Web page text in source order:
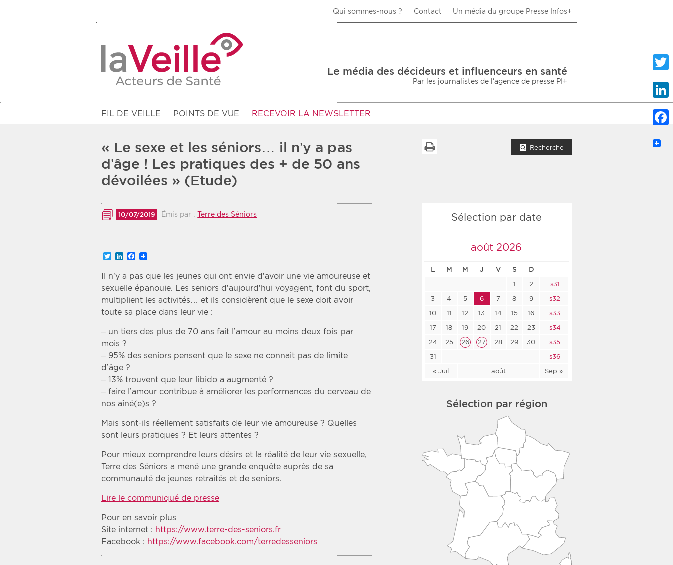
Qui sommes-nous ? Contact Un média du groupe Presse Infos+
Le média des décideurs et influenceurs en santé
Par les journalistes de l'agence de presse PI+
FIL DE VEILLE POINTS DE VUE RECEVOIR LA NEWSLETTER
Filtres
Communiqués des 10 derniers jours Sanitaire
Zone géographique
Choisir une zone
Période
Choisir une date de débutChoisir une date de fin Chronologique
Inversé
« Le sexe et les séniors… il n’y a pas
d’âge ! Les pratiques des + de 50 ans
dévoilées » (Etude)
Recherche
10/07/2019 Émis par :Terre des Séniors
TwitterLinkedInFacebook
Il n’y a pas que les jeunes qui ont envie d’avoir une vie amoureuse et
sexuelle épanouie. Les seniors d’aujourd’hui voyagent, font du sport,
multiplient les activités… et ils considèrent que le sexe doit avoir
toute sa place dans leur vie :
– un tiers des plus de 70 ans fait l’amour au moins deux fois par
mois ?
– 95% des seniors pensent que le sexe ne connait pas de limite
d’âge ?
– 13% trouvent que leur libido a augmenté ?
– faire l’amour contribue à améliorer les performances du cerveau de
nos aîné(e)s ?
Mais sont-ils réellement satisfaits de leur vie amoureuse ? Quelles
sont leurs pratiques ? Et leurs attentes ?
Pour mieux comprendre leurs désirs et la réalité de leur vie sexuelle,
Terre des Séniors a mené une grande enquête auprès de sa
communauté de jeunes retraités et de seniors.
Lire le communiqué de presse
Pour en savoir plus
Site internet : https://www.terre-des-seniors.fr
Facebook : https://www.facebook.com/terredesseniors
Sélection par date
août 2026
L M M J V S D
« Juil août Sep »
1 2
s31
3
4 5 6 7 8 9
s32
10
11 12 13 14 15 16
s33
17
18 19 20 21 22 23
s34
24
25 26 27 28 29 30
s35
31
s36
Sélection par région